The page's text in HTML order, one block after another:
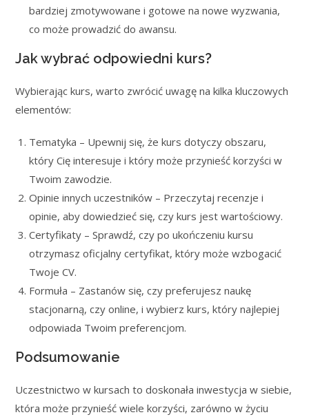
bardziej zmotywowane i gotowe na nowe wyzwania,
co może prowadzić do awansu.
Jak wybrać odpowiedni kurs?
Wybierając kurs, warto zwrócić uwagę na kilka kluczowych
elementów:
Tematyka – Upewnij się, że kurs dotyczy obszaru,
który Cię interesuje i który może przynieść korzyści w
Twoim zawodzie.
Opinie innych uczestników – Przeczytaj recenzje i
opinie, aby dowiedzieć się, czy kurs jest wartościowy.
Certyfikaty – Sprawdź, czy po ukończeniu kursu
otrzymasz oficjalny certyfikat, który może wzbogacić
Twoje CV.
Formuła – Zastanów się, czy preferujesz naukę
stacjonarną, czy online, i wybierz kurs, który najlepiej
odpowiada Twoim preferencjom.
Podsumowanie
Uczestnictwo w kursach to doskonała inwestycja w siebie,
która może przynieść wiele korzyści, zarówno w życiu